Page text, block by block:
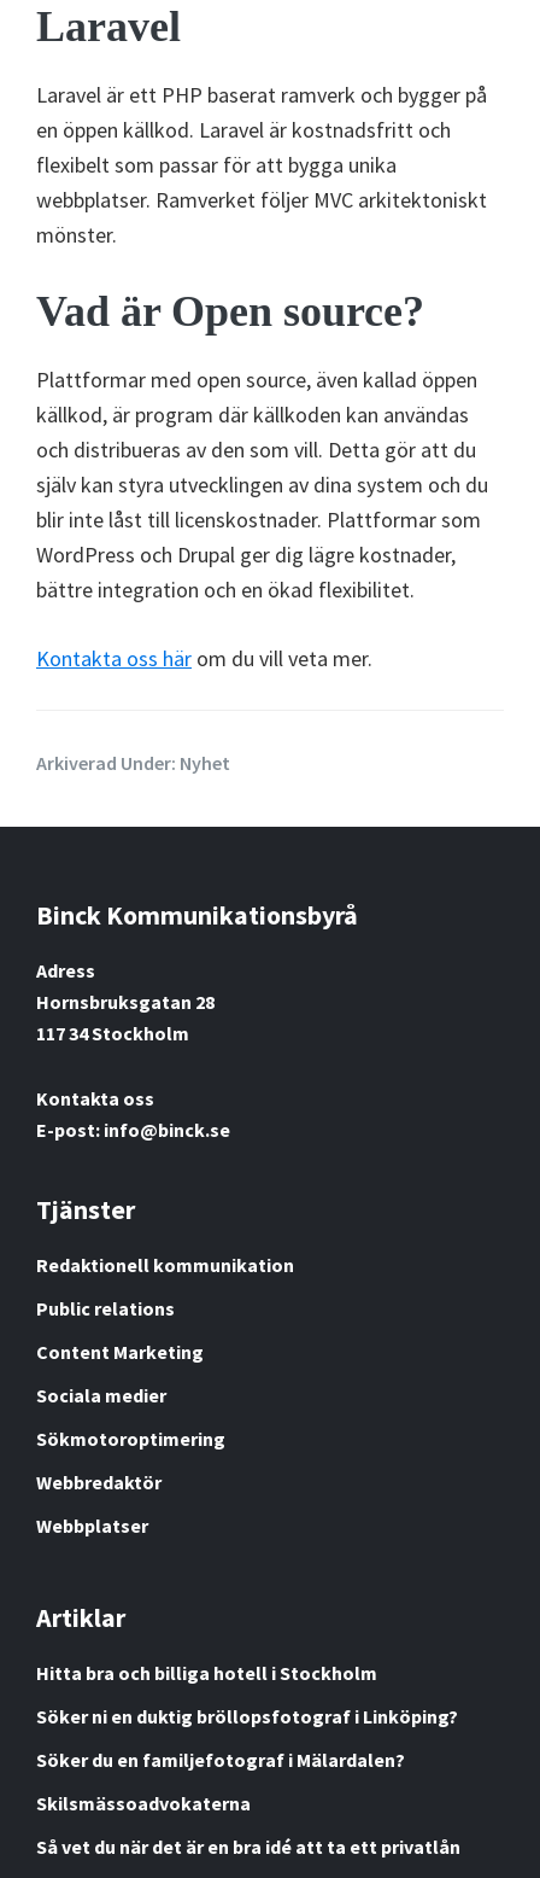
Laravel
Laravel är ett PHP baserat ramverk och bygger på
en öppen källkod. Laravel är kostnadsfritt och
flexibelt som passar för att bygga unika
webbplatser. Ramverket följer MVC arkitektoniskt
mönster.
Vad är Open source?
Plattformar med open source, även kallad öppen
källkod, är program där källkoden kan användas
och distribueras av den som vill. Detta gör att du
själv kan styra utvecklingen av dina system och du
blir inte låst till licenskostnader. Plattformar som
WordPress och Drupal ger dig lägre kostnader,
bättre integration och en ökad flexibilitet.
Kontakta oss här om du vill veta mer.
Arkiverad Under: Nyhet
Footer
Binck Kommunikationsbyrå
Adress
Hornsbruksgatan 28
117 34 Stockholm
Kontakta oss
E-post: info@binck.se
Tjänster
Redaktionell kommunikation
Public relations
Content Marketing
Sociala medier
Sökmotoroptimering
Webbredaktör
Webbplatser
Artiklar
Hitta bra och billiga hotell i Stockholm
Söker ni en duktig bröllopsfotograf i Linköping?
Söker du en familjefotograf i Mälardalen?
Skilsmässoadvokaterna
Så vet du när det är en bra idé att ta ett privatlån